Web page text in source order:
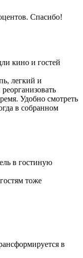
Спасибо!
кино и гостей
легкий и
Удобно смотреть
в собранном
в гостиную
тоже
в